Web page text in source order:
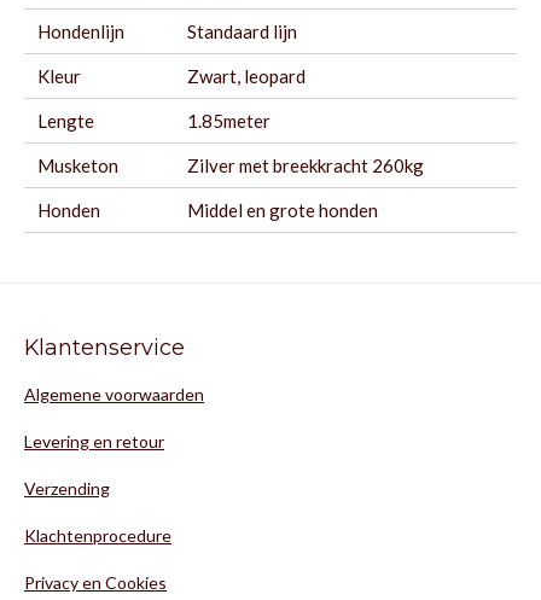
Hondenlijn Standaard lijn
Kleur Zwart, leopard
Lengte 1.85meter
Musketon Zilver met breekkracht 260kg
Honden Middel en grote honden
Klantenservice
Algemene voorwaarden
Levering en retour
Verzending
Klachtenprocedure
Privacy en Cookies